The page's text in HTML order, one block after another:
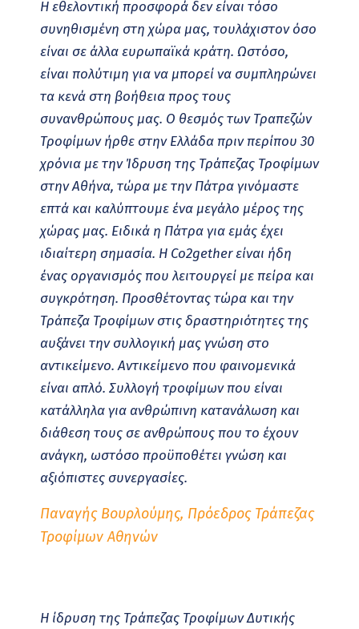
H εθελοντική προσφορά δεν είναι τόσο
συνηθισμένη στη χώρα μας, τουλάχιστον όσο
είναι σε άλλα ευρωπαϊκά κράτη. Ωστόσο,
είναι πολύτιμη για να μπορεί να συμπληρώνει
τα κενά στη βοήθεια προς τους
συνανθρώπους μας. Ο θεσμός των Τραπεζών
Τροφίμων ήρθε στην Ελλάδα πριν περίπου 30
χρόνια με την Ίδρυση της Τράπεζας Τροφίμων
στην Αθήνα, τώρα με την Πάτρα γινόμαστε
επτά και καλύπτουμε ένα μεγάλο μέρος της
χώρας μας. Ειδικά η Πάτρα για εμάς έχει
ιδιαίτερη σημασία. Η Co2gether είναι ήδη
ένας οργανισμός που λειτουργεί με πείρα και
συγκρότηση. Προσθέτοντας τώρα και την
Τράπεζα Τροφίμων στις δραστηριότητες της
αυξάνει την συλλογική μας γνώση στο
αντικείμενο. Αντικείμενο που φαινομενικά
είναι απλό. Συλλογή τροφίμων που είναι
κατάλληλα για ανθρώπινη κατανάλωση και
διάθεση τους σε ανθρώπους που το έχουν
ανάγκη, ωστόσο προϋποθέτει γνώση και
αξιόπιστες συνεργασίες.
Παναγής Βουρλούμης, Πρόεδρος Τράπεζας
Τροφίμων Αθηνών
Η ίδρυση της Τράπεζας Τροφίμων Δυτικής